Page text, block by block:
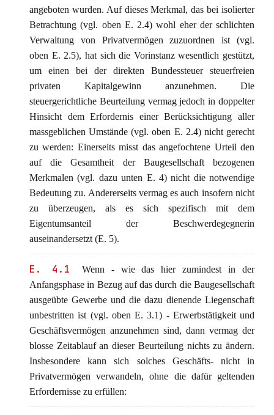
angeboten wurden. Auf dieses Merkmal, das bei isolierter
Betrachtung (vgl. oben E. 2.4) wohl eher der schlichten
Verwaltung von Privatvermögen zuzuordnen ist (vgl.
oben E. 2.5), hat sich die Vorinstanz wesentlich gestützt,
um einen bei der direkten Bundessteuer steuerfreien
privaten Kapitalgewinn anzunehmen. Die
steuergerichtliche Beurteilung vermag jedoch in doppelter
Hinsicht dem Erfordernis einer Berücksichtigung aller
massgeblichen Umstände (vgl. oben E. 2.4) nicht gerecht
zu werden: Einerseits misst das angefochtene Urteil den
auf die Gesamtheit der Baugesellschaft bezogenen
Merkmalen (vgl. dazu unten E. 4) nicht die notwendige
Bedeutung zu. Andererseits vermag es auch insofern nicht
zu überzeugen, als es sich spezifisch mit dem
Eigentumsanteil der Beschwerdegegnerin
auseinandersetzt (E. 5).
E. 4.1
Wenn - wie das hier zumindest in der
Anfangsphase in Bezug auf das durch die Baugesellschaft
ausgeübte Gewerbe und die dazu dienende Liegenschaft
unbestritten ist (vgl. oben E. 3.1) - Erwerbstätigkeit und
Geschäftsvermögen anzunehmen sind, dann vermag der
blosse Zeitablauf an dieser Beurteilung nichts zu ändern.
Insbesondere kann sich solches Geschäfts- nicht in
Privatvermögen verwandeln, ohne die dafür geltenden
Erfordernisse zu erfüllen: